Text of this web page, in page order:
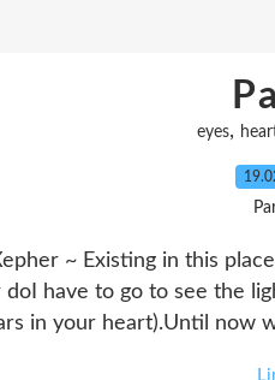
eyes,
~ Existing in this
have to go to see the
in your heart).Until now